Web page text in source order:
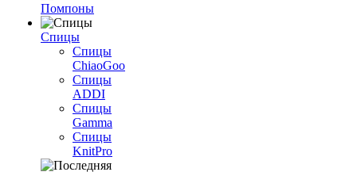
Помпоны
Спицы
Спицы
ChiaoGoo
Спицы
ADDI
Спицы
Gamma
Спицы
KnitPro